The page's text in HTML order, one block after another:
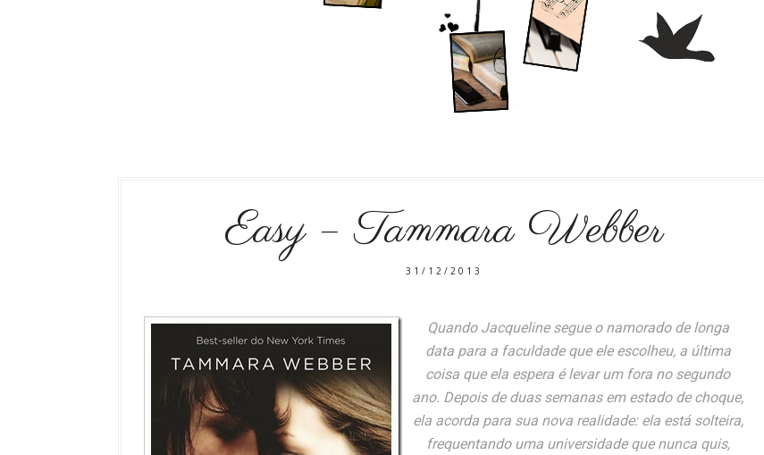
Easy – Tammara Webber
31/12/2013
Quando Jacqueline segue o namorado de longa
data para a faculdade que ele escolheu, a última
coisa que ela espera é levar um fora no segundo
ano. Depois de duas semanas em estado de choque,
ela acorda para sua nova realidade: ela está solteira,
frequentando uma universidade que nunca quis,